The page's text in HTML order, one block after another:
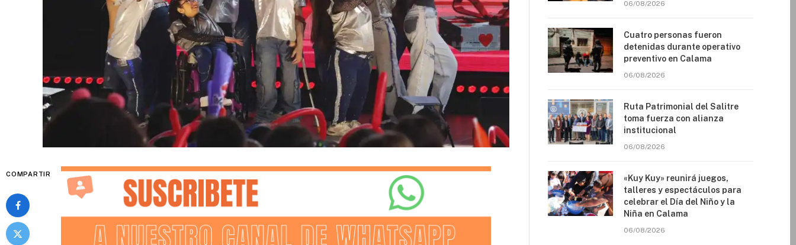
COMPARTIR
06/08/2026
Cuatro personas fueron
detenidas durante operativo
preventivo en Calama
06/08/2026
Ruta Patrimonial del Salitre
toma fuerza con alianza
institucional
06/08/2026
«Kuy Kuy» reunirá juegos,
talleres y espectáculos para
celebrar el Día del Niño y la
Niña en Calama
06/08/2026